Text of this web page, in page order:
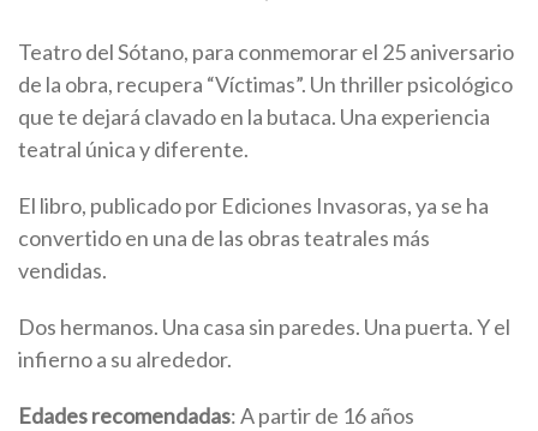
Teatro del Sótano, para conmemorar el 25 aniversario
de la obra, recupera “Víctimas”. Un thriller psicológico
que te dejará clavado en la butaca. Una experiencia
teatral única y diferente.
El libro, publicado por Ediciones Invasoras, ya se ha
convertido en una de las obras teatrales más
vendidas.
Dos hermanos. Una casa sin paredes. Una puerta. Y el
infierno a su alrededor.
Edades recomendadas: A partir de 16 años